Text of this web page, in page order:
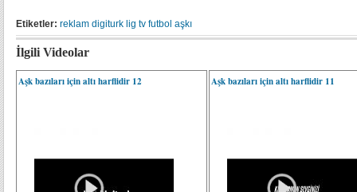
Etiketler: reklam digiturk lig tv futbol aşkı
İlgili Videolar
Aşk bazıları için altı harflidir 12 Aşk bazıları için altı harflidir 11